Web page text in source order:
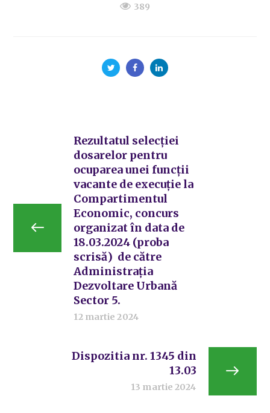
389
Rezultatul selecției
dosarelor pentru
ocuparea unei funcții
vacante de execuție la
Compartimentul
Economic, concurs
organizat în data de
18.03.2024 (proba
scrisă) de către
Administrația
Dezvoltare Urbană
Sector 5.
12 martie 2024
Dispozitia nr. 1345 din
13.03
13 martie 2024